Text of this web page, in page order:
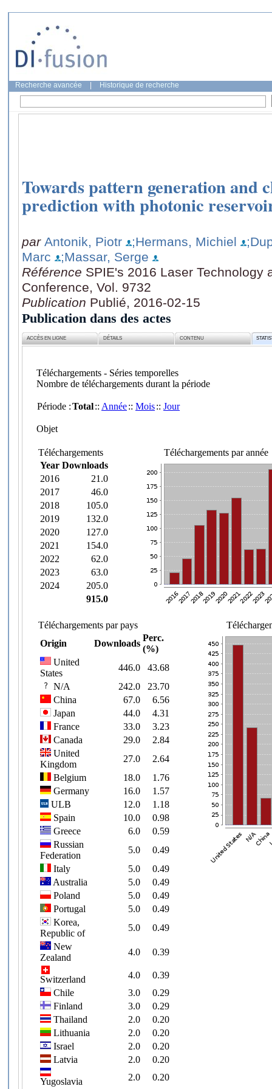
Recherche avancée Historique de recherche
Towards pattern generation and
prediction with photonic
par Antonik, Piotr ;Hermans, Michiel
Marc
;Massar, Serge
Référence SPIE's 2016 Laser Technology
Conference, Vol. 9732
Publication Publié, 2016-02-15
Publication dans des actes
ACCÈS EN LIGNE DÉTAILS CONTENU